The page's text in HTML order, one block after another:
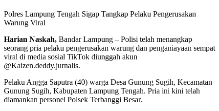
Polres Lampung Tengah Sigap Tangkap Pelaku Pengerusakan
Warung Viral
Harian Naskah, Bandar Lampung – Polisi telah menangkap
seorang pria pelaku pengerusakan warung dan penganiayaan sempat
viral di media sosial TikTok diunggah akun
@Kaizen.deddy.jurnalis.
Pelaku Angga Saputra (40) warga Desa Gunung Sugih, Kecamatan
Gunung Sugih, Kabupaten Lampung Tengah. Pria ini kini telah
diamankan personel Polsek Terbanggi Besar.